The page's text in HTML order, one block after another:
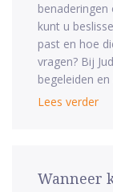
kunt u
past en hoe
vragen? Bij
begeleiden en
Lees verder
Wanneer